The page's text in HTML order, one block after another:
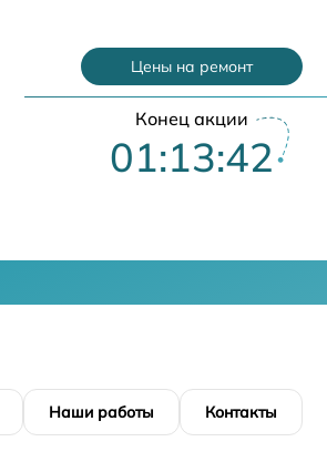
Цены на ремонт
Конец акции
01:13:41
Наши работы Контакты